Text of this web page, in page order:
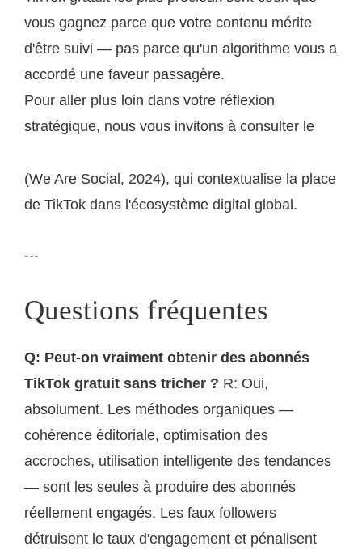
vous gagnez parce que votre contenu mérite
d'être suivi — pas parce qu'un algorithme vous a
accordé une faveur passagère.
Pour aller plus loin dans votre réflexion
stratégique, nous vous invitons à consulter le
(We Are Social, 2024), qui contextualise la place
de TikTok dans l'écosystème digital global.
---
Questions fréquentes
Q: Peut-on vraiment obtenir des abonnés
TikTok gratuit sans tricher ? R: Oui,
absolument. Les méthodes organiques —
cohérence éditoriale, optimisation des
accroches, utilisation intelligente des tendances
— sont les seules à produire des abonnés
réellement engagés. Les faux followers
détruisent le taux d'engagement et pénalisent